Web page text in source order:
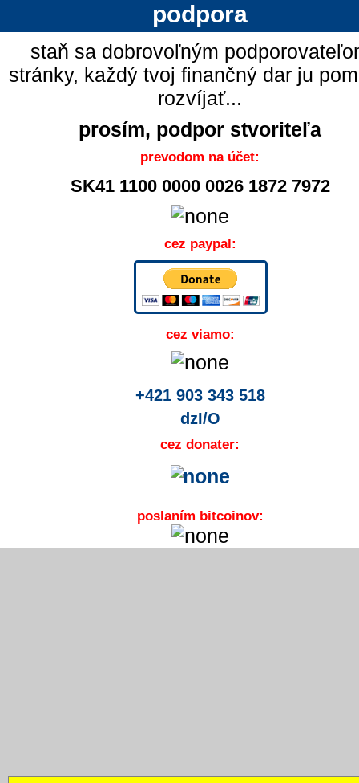
podpora
staň sa dobrovoľným
stránky, každý tvoj finančný dar ju
rozvíjať...
prosím, podpor stvoriteľa
prevodom na účet:
SK41 1100 0000 0026 1872 7972
cez paypal:
cez viamo:
+421 903 343 518
dzI/O
cez donater:
poslaním bitcoinov: